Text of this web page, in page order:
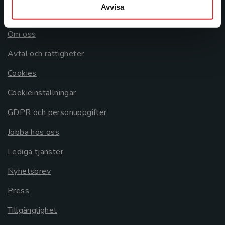
Avvisa
Om oss
Avtal och rättigheter
Cookies
Cookieinställningar
GDPR och personuppgifter
Jobba hos oss
Lediga tjänster
Nyhetsbrev
Press
Tillgänglighet